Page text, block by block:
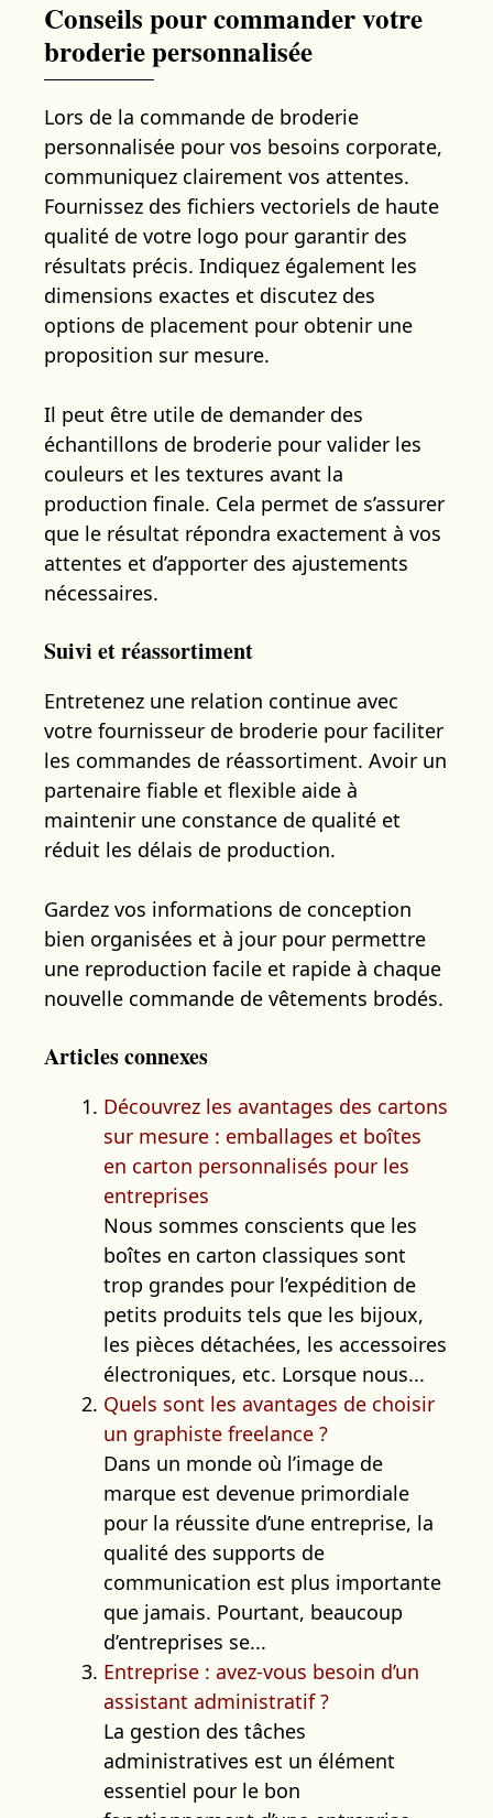
Conseils pour commander votre
broderie personnalisée
Lors de la commande de broderie
personnalisée pour vos besoins corporate,
communiquez clairement vos attentes.
Fournissez des fichiers vectoriels de haute
qualité de votre logo pour garantir des
résultats précis. Indiquez également les
dimensions exactes et discutez des
options de placement pour obtenir une
proposition sur mesure.
Il peut être utile de demander des
échantillons de broderie pour valider les
couleurs et les textures avant la
production finale. Cela permet de s’assurer
que le résultat répondra exactement à vos
attentes et d’apporter des ajustements
nécessaires.
Suivi et réassortiment
Entretenez une relation continue avec
votre fournisseur de broderie pour faciliter
les commandes de réassortiment. Avoir un
partenaire fiable et flexible aide à
maintenir une constance de qualité et
réduit les délais de production.
Gardez vos informations de conception
bien organisées et à jour pour permettre
une reproduction facile et rapide à chaque
nouvelle commande de vêtements brodés.
Articles connexes
Découvrez les avantages des cartons
sur mesure : emballages et boîtes
en carton personnalisés pour les
entreprises
Nous sommes conscients que les
boîtes en carton classiques sont
trop grandes pour l’expédition de
petits produits tels que les bijoux,
les pièces détachées, les accessoires
électroniques, etc. Lorsque nous...
Quels sont les avantages de choisir
un graphiste freelance ?
Dans un monde où l’image de
marque est devenue primordiale
pour la réussite d’une entreprise, la
qualité des supports de
communication est plus importante
que jamais. Pourtant, beaucoup
d’entreprises se...
Entreprise : avez-vous besoin d’un
assistant administratif ?
La gestion des tâches
administratives est un élément
essentiel pour le bon